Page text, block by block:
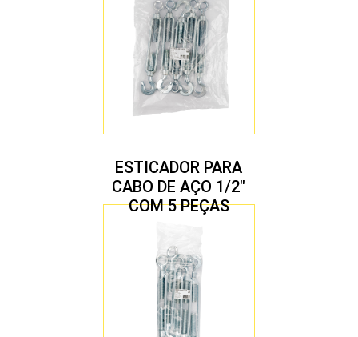
ESTICADOR PARA
CABO DE AÇO 1/2″
COM 5 PEÇAS